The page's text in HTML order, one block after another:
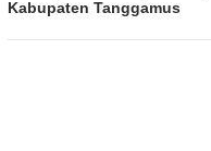
Kabupaten Tanggamus